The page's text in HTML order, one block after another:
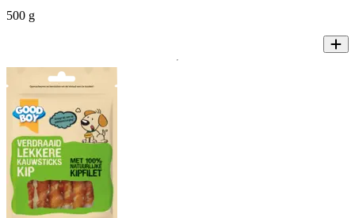
500 g